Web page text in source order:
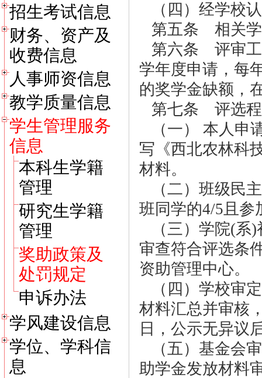
招生考试信息
财务、资产及
收费信息
人事师资信息
教学质量信息
学生管理服务
信息
本科生学籍
管理
研究生学籍
管理
奖助政策及
处罚规定
申诉办法
学风建设信息
学位、学科信
息
（四）经学校
第五条 相关学
第六条 评审工
学年度申请，每
的奖学金缺额，
第七条 评选
（一） 本人申
写《西北农林科
材料。
（二）班级民
班同学的4/5且参
（三）学院(系)
审查符合评选条
资助管理中心。
（四）学校审
材料汇总并审核
日，公示无异议
（五）基金会
助学金发放材料